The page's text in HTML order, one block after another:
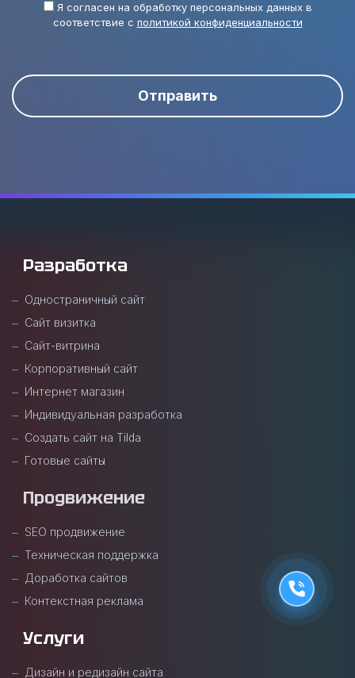
Я согласен на обработку персональных данных в
соответствие с политикой конфиденциальности
Отправить
Разработка
Одностраничный сайт
Сайт визитка
Сайт-витрина
Корпоративный сайт
Интернет магазин
Индивидуальная разработка
Создать сайт на Tilda
Готовые сайты
Продвижение
SEO продвижение
Техническая поддержка
Доработка сайтов
Контекстная реклама
Услуги
Дизайн и редизайн сайта